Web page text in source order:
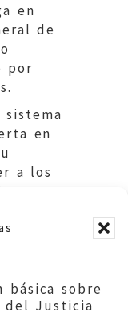
básica sobre
del Justicia
en
de
por
en
a los